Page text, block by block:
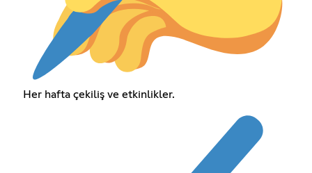
Her hafta çekiliş ve etkinlikler.